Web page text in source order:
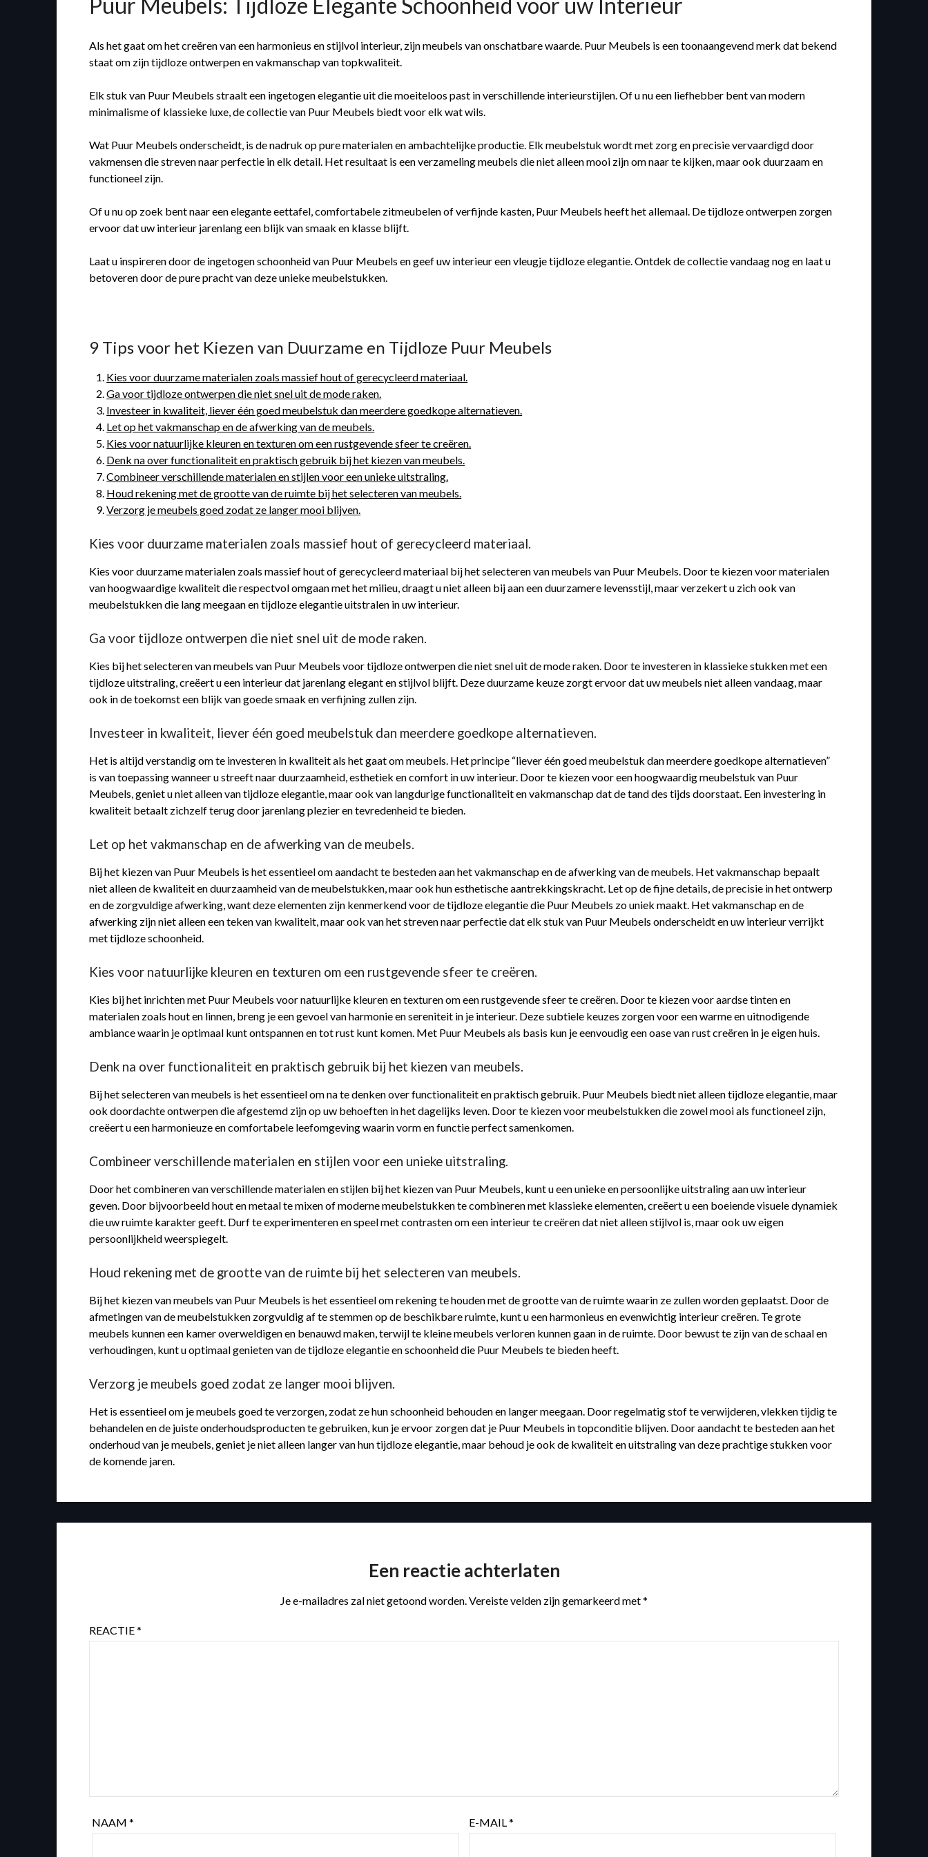
Als het gaat om het creëren van een harmonieus en stijlvol interieur, zijn meubels van onschatbare waarde. Puur Meubels is een toonaangevend merk dat bekend
staat om zijn tijdloze ontwerpen en vakmanschap van topkwaliteit.
Elk stuk van Puur Meubels straalt een ingetogen elegantie uit die moeiteloos past in verschillende interieurstijlen. Of u nu een liefhebber bent van modern
minimalisme of klassieke luxe, de collectie van Puur Meubels biedt voor elk wat wils.
Wat Puur Meubels onderscheidt, is de nadruk op pure materialen en ambachtelijke productie. Elk meubelstuk wordt met zorg en precisie vervaardigd door
vakmensen die streven naar perfectie in elk detail. Het resultaat is een verzameling meubels die niet alleen mooi zijn om naar te kijken, maar ook duurzaam en
functioneel zijn.
Of u nu op zoek bent naar een elegante eettafel, comfortabele zitmeubelen of verfijnde kasten, Puur Meubels heeft het allemaal. De tijdloze ontwerpen zorgen
ervoor dat uw interieur jarenlang een blijk van smaak en klasse blijft.
Laat u inspireren door de ingetogen schoonheid van Puur Meubels en geef uw interieur een vleugje tijdloze elegantie. Ontdek de collectie vandaag nog en laat u
betoveren door de pure pracht van deze unieke meubelstukken.
9 Tips voor het Kiezen van Duurzame en Tijdloze Puur Meubels
Kies voor duurzame materialen zoals massief hout of gerecycleerd materiaal.
Ga voor tijdloze ontwerpen die niet snel uit de mode raken.
Investeer in kwaliteit, liever één goed meubelstuk dan meerdere goedkope alternatieven.
Let op het vakmanschap en de afwerking van de meubels.
Kies voor natuurlijke kleuren en texturen om een rustgevende sfeer te creëren.
Denk na over functionaliteit en praktisch gebruik bij het kiezen van meubels.
Combineer verschillende materialen en stijlen voor een unieke uitstraling.
Houd rekening met de grootte van de ruimte bij het selecteren van meubels.
Verzorg je meubels goed zodat ze langer mooi blijven.
Kies voor duurzame materialen zoals massief hout of gerecycleerd materiaal.
Kies voor duurzame materialen zoals massief hout of gerecycleerd materiaal bij het selecteren van meubels van Puur Meubels. Door te kiezen voor materialen
van hoogwaardige kwaliteit die respectvol omgaan met het milieu, draagt u niet alleen bij aan een duurzamere levensstijl, maar verzekert u zich ook van
meubelstukken die lang meegaan en tijdloze elegantie uitstralen in uw interieur.
Ga voor tijdloze ontwerpen die niet snel uit de mode raken.
Kies bij het selecteren van meubels van Puur Meubels voor tijdloze ontwerpen die niet snel uit de mode raken. Door te investeren in klassieke stukken met een
tijdloze uitstraling, creëert u een interieur dat jarenlang elegant en stijlvol blijft. Deze duurzame keuze zorgt ervoor dat uw meubels niet alleen vandaag, maar
ook in de toekomst een blijk van goede smaak en verfijning zullen zijn.
Investeer in kwaliteit, liever één goed meubelstuk dan meerdere goedkope alternatieven.
Het is altijd verstandig om te investeren in kwaliteit als het gaat om meubels. Het principe “liever één goed meubelstuk dan meerdere goedkope alternatieven”
is van toepassing wanneer u streeft naar duurzaamheid, esthetiek en comfort in uw interieur. Door te kiezen voor een hoogwaardig meubelstuk van Puur
Meubels, geniet u niet alleen van tijdloze elegantie, maar ook van langdurige functionaliteit en vakmanschap dat de tand des tijds doorstaat. Een investering in
kwaliteit betaalt zichzelf terug door jarenlang plezier en tevredenheid te bieden.
Let op het vakmanschap en de afwerking van de meubels.
Bij het kiezen van Puur Meubels is het essentieel om aandacht te besteden aan het vakmanschap en de afwerking van de meubels. Het vakmanschap bepaalt
niet alleen de kwaliteit en duurzaamheid van de meubelstukken, maar ook hun esthetische aantrekkingskracht. Let op de fijne details, de precisie in het ontwerp
en de zorgvuldige afwerking, want deze elementen zijn kenmerkend voor de tijdloze elegantie die Puur Meubels zo uniek maakt. Het vakmanschap en de
afwerking zijn niet alleen een teken van kwaliteit, maar ook van het streven naar perfectie dat elk stuk van Puur Meubels onderscheidt en uw interieur verrijkt
met tijdloze schoonheid.
Kies voor natuurlijke kleuren en texturen om een rustgevende sfeer te creëren.
Kies bij het inrichten met Puur Meubels voor natuurlijke kleuren en texturen om een rustgevende sfeer te creëren. Door te kiezen voor aardse tinten en
materialen zoals hout en linnen, breng je een gevoel van harmonie en sereniteit in je interieur. Deze subtiele keuzes zorgen voor een warme en uitnodigende
ambiance waarin je optimaal kunt ontspannen en tot rust kunt komen. Met Puur Meubels als basis kun je eenvoudig een oase van rust creëren in je eigen huis.
Denk na over functionaliteit en praktisch gebruik bij het kiezen van meubels.
Bij het selecteren van meubels is het essentieel om na te denken over functionaliteit en praktisch gebruik. Puur Meubels biedt niet alleen tijdloze elegantie, maar
ook doordachte ontwerpen die afgestemd zijn op uw behoeften in het dagelijks leven. Door te kiezen voor meubelstukken die zowel mooi als functioneel zijn,
creëert u een harmonieuze en comfortabele leefomgeving waarin vorm en functie perfect samenkomen.
Combineer verschillende materialen en stijlen voor een unieke uitstraling.
Door het combineren van verschillende materialen en stijlen bij het kiezen van Puur Meubels, kunt u een unieke en persoonlijke uitstraling aan uw interieur
geven. Door bijvoorbeeld hout en metaal te mixen of moderne meubelstukken te combineren met klassieke elementen, creëert u een boeiende visuele dynamiek
die uw ruimte karakter geeft. Durf te experimenteren en speel met contrasten om een interieur te creëren dat niet alleen stijlvol is, maar ook uw eigen
persoonlijkheid weerspiegelt.
Houd rekening met de grootte van de ruimte bij het selecteren van meubels.
Bij het kiezen van meubels van Puur Meubels is het essentieel om rekening te houden met de grootte van de ruimte waarin ze zullen worden geplaatst. Door de
afmetingen van de meubelstukken zorgvuldig af te stemmen op de beschikbare ruimte, kunt u een harmonieus en evenwichtig interieur creëren. Te grote
meubels kunnen een kamer overweldigen en benauwd maken, terwijl te kleine meubels verloren kunnen gaan in de ruimte. Door bewust te zijn van de schaal en
verhoudingen, kunt u optimaal genieten van de tijdloze elegantie en schoonheid die Puur Meubels te bieden heeft.
Verzorg je meubels goed zodat ze langer mooi blijven.
Het is essentieel om je meubels goed te verzorgen, zodat ze hun schoonheid behouden en langer meegaan. Door regelmatig stof te verwijderen, vlekken tijdig te
behandelen en de juiste onderhoudsproducten te gebruiken, kun je ervoor zorgen dat je Puur Meubels in topconditie blijven. Door aandacht te besteden aan het
onderhoud van je meubels, geniet je niet alleen langer van hun tijdloze elegantie, maar behoud je ook de kwaliteit en uitstraling van deze prachtige stukken voor
de komende jaren.
Een reactie achterlaten
Je e-mailadres zal niet getoond worden. Vereiste velden zijn gemarkeerd met*
REACTIE*
NAAM* E-MAIL *